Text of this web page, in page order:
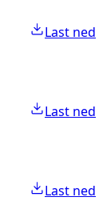
Last ned
Last ned
Last ned